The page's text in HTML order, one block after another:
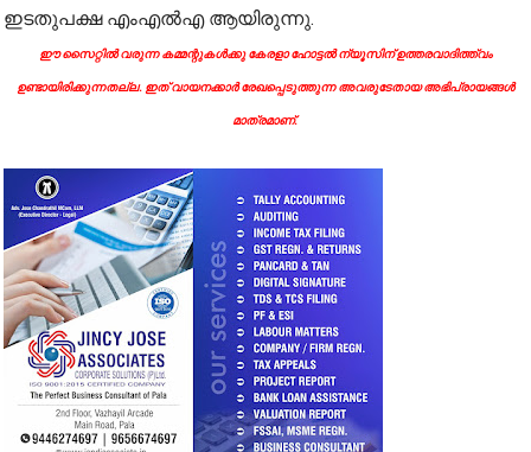
ഇടതുപക്ഷ എംഎൽഎ ആയിരുന്നു.
ഈ സൈറ്റിൽ വരുന്ന കമ്മന്റുകൾക്കു കേരളാ ഹോട്ടൽ ന്യൂസിന് ഉത്തരവാദിത്ത്വം
ഉണ്ടായിരിക്കുന്നതല്ല. ഇത് വായനക്കാർ രേഖപ്പെടുത്തുന്ന അവരുടേതായ അഭിപ്രായങ്ങൾ
മാത്രമാണ്.